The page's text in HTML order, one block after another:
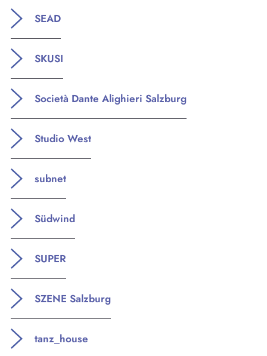
SEAD
SKUSI
Società Dante Alighieri Salzburg
Studio West
subnet
Südwind
SUPER
SZENE Salzburg
tanz_house